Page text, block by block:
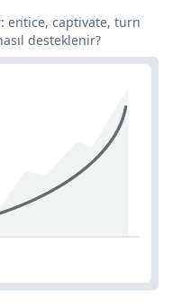
entice, captivate, turn
desteklenir?